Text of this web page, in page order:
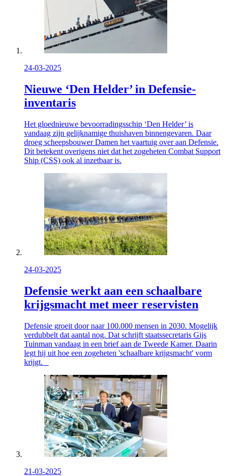
24-03-2025
Nieuwe ‘Den Helder’ in Defensie-
inventaris
Het gloednieuwe bevoorradingsschip ‘Den Helder’ is
vandaag zijn gelijknamige thuishaven binnengevaren. Daar
droeg scheepsbouwer Damen het vaartuig over aan Defensie.
Dit betekent overigens niet dat het zogeheten Combat Support
Ship (CSS) ook al inzetbaar is.
24-03-2025
Defensie werkt aan een schaalbare
krijgsmacht met meer reservisten
Defensie groeit door naar 100.000 mensen in 2030. Mogelijk
verdubbelt dat aantal nog. Dat schrijft staatssecretaris Gijs
Tuinman vandaag in een brief aan de Tweede Kamer. Daarin
legt hij uit hoe een zogeheten 'schaalbare krijgsmacht' vorm
krijgt.
21-03-2025